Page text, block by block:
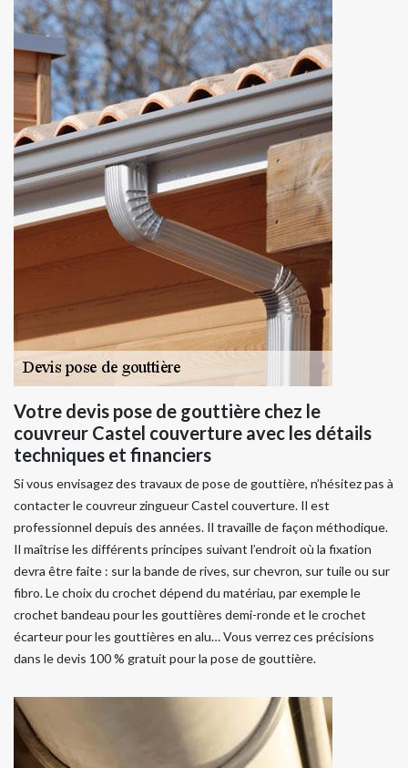
Votre devis pose de gouttière chez le
couvreur Castel couverture avec les détails
techniques et financiers
Si vous envisagez des travaux de pose de gouttière, n’hésitez pas à
contacter le couvreur zingueur Castel couverture. Il est
professionnel depuis des années. Il travaille de façon méthodique.
Il maîtrise les différents principes suivant l’endroit où la fixation
devra être faite : sur la bande de rives, sur chevron, sur tuile ou sur
fibro. Le choix du crochet dépend du matériau, par exemple le
crochet bandeau pour les gouttières demi-ronde et le crochet
écarteur pour les gouttières en alu… Vous verrez ces précisions
dans le devis 100 % gratuit pour la pose de gouttière.